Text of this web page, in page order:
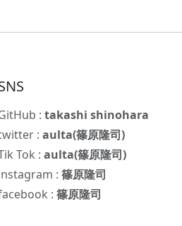
:takashi shinohara
:aulta(篠原隆司)
Tok :aulta(篠原隆司)
:篠原隆司
:篠原隆司